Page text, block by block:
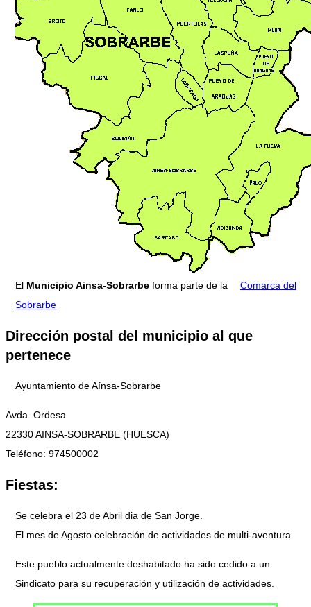
El Municipio Ainsa-Sobrarbe forma parte de la
Comarca del
Sobrarbe
Dirección postal del municipio al que
pertenece
Ayuntamiento de Aínsa-Sobrarbe
Avda. Ordesa
22330 AINSA-SOBRARBE (HUESCA)
Teléfono: 974500002
Fiestas:
Se celebra el 23 de Abril dia de San Jorge.
El mes de Agosto celebración de actividades de multi-aventura.
Este pueblo actualmente deshabitado ha sido cedido a un
Sindicato para su recuperación y utilización de actividades.